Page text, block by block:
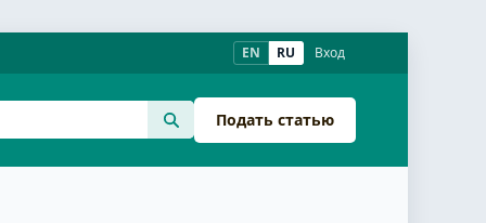
EN RU Вход
Подать статью